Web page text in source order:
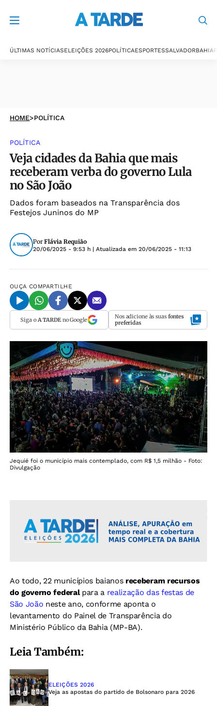
ÚLTIMAS NOTÍCIASELEIÇÕES 2026POLÍTICAESPORTESSALVADORBAHIA
HOME>POLÍTICA
POLÍTICA
Veja cidades da Bahia que mais
receberam verba do governo Lula
no São João
Dados foram baseados na Transparência dos
Festejos Juninos do MP
Por Flávia Requião
20/06/2025 - 9:53 h | Atualizada em 20/06/2025 - 11:13
OUÇA COMPARTILHE
Siga o A TARDEno Google Nos adicione às suas fontes
preferidas
Jequié foi o município mais contemplado, com R$ 1,5 milhão - Foto:
Divulgação
Ao todo, 22 municípios baianosreceberam recursos
do governo federalpara a realização das festas de
São João neste ano, conforme aponta o
levantamento do Painel de Transparência do
Ministério Público da Bahia (MP-BA).
Leia Também:
ELEIÇÕES 2026
Veja as apostas do partido de Bolsonaro para 2026